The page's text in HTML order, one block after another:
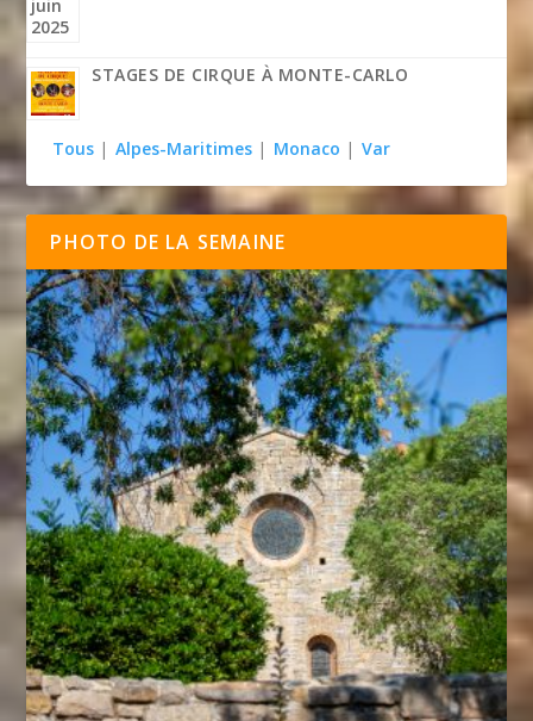
STAGES DE CIRQUE À MONTE-CARLO
Tous | Alpes-Maritimes | Monaco | Var
PHOTO DE LA SEMAINE